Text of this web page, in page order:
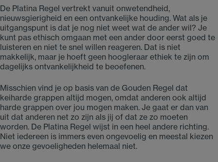
De Platina Regel vertrekt vanuit onwetendheid,
nieuwsgierigheid en een ontvankelijke houding. Wat als je
uitgangspunt is dat je nog niet weet wat de ander wil? Je
kunt pas ethisch omgaan met een ander door eerst goed te
luisteren en niet te snel willen reageren. Dat is niet
makkelijk, maar je hoeft geen hoogleraar ethiek te zijn om
dagelijks ontvankelijkheid te beoefenen.
Misschien vind je op basis van de Gouden Regel dat
keiharde grappen altijd mogen, omdat anderen ook altijd
harde grappen over jou mogen maken. Je gaat er dan van
uit dat anderen net zo zijn als jij of dat ze zo moeten
worden. De Platina Regel wijst in een heel andere richting.
Niet iedereen is immers even ongevoelig en meestal kiezen
we onze gevoeligheden helemaal niet.